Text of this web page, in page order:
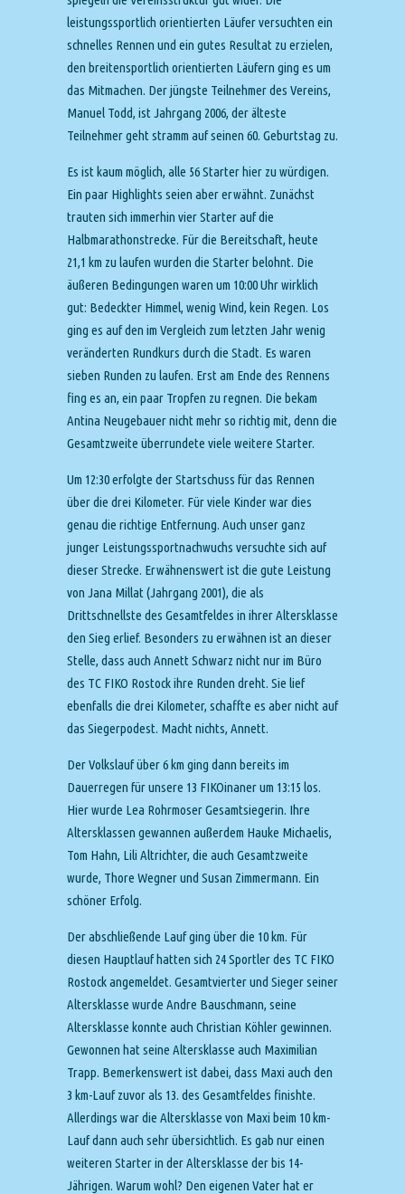
leistungssportlich orientierten Läufer versuchten ein
schnelles Rennen und ein gutes Resultat zu erzielen,
den breitensportlich orientierten Läufern ging es um
das Mitmachen. Der jüngste Teilnehmer des Vereins,
Manuel Todd, ist Jahrgang 2006, der älteste
Teilnehmer geht stramm auf seinen 60. Geburtstag zu.
Es ist kaum möglich, alle 56 Starter hier zu würdigen.
Ein paar Highlights seien aber erwähnt. Zunächst
trauten sich immerhin vier Starter auf die
Halbmarathonstrecke. Für die Bereitschaft, heute
21,1 km zu laufen wurden die Starter belohnt. Die
äußeren Bedingungen waren um 10:00 Uhr wirklich
gut: Bedeckter Himmel, wenig Wind, kein Regen. Los
ging es auf den im Vergleich zum letzten Jahr wenig
veränderten Rundkurs durch die Stadt. Es waren
sieben Runden zu laufen. Erst am Ende des Rennens
fing es an, ein paar Tropfen zu regnen. Die bekam
Antina Neugebauer nicht mehr so richtig mit, denn die
Gesamtzweite überrundete viele weitere Starter.
Um 12:30 erfolgte der Startschuss für das Rennen
über die drei Kilometer. Für viele Kinder war dies
genau die richtige Entfernung. Auch unser ganz
junger Leistungssportnachwuchs versuchte sich auf
dieser Strecke. Erwähnenswert ist die gute Leistung
von Jana Millat (Jahrgang 2001), die als
Drittschnellste des Gesamtfeldes in ihrer Altersklasse
den Sieg erlief. Besonders zu erwähnen ist an dieser
Stelle, dass auch Annett Schwarz nicht nur im Büro
des TC FIKO Rostock ihre Runden dreht. Sie lief
ebenfalls die drei Kilometer, schaffte es aber nicht auf
das Siegerpodest. Macht nichts, Annett.
Der Volkslauf über 6 km ging dann bereits im
Dauerregen für unsere 13 FIKOinaner um 13:15 los.
Hier wurde Lea Rohrmoser Gesamtsiegerin. Ihre
Altersklassen gewannen außerdem Hauke Michaelis,
Tom Hahn, Lili Altrichter, die auch Gesamtzweite
wurde, Thore Wegner und Susan Zimmermann. Ein
schöner Erfolg.
Der abschließende Lauf ging über die 10 km. Für
diesen Hauptlauf hatten sich 24 Sportler des TC FIKO
Rostock angemeldet. Gesamtvierter und Sieger seiner
Altersklasse wurde Andre Bauschmann, seine
Altersklasse konnte auch Christian Köhler gewinnen.
Gewonnen hat seine Altersklasse auch Maximilian
Trapp. Bemerkenswert ist dabei, dass Maxi auch den
3 km-Lauf zuvor als 13. des Gesamtfeldes finishte.
Allerdings war die Altersklasse von Maxi beim 10 km-
Lauf dann auch sehr übersichtlich. Es gab nur einen
weiteren Starter in der Altersklasse der bis 14-
Jährigen. Warum wohl? Den eigenen Vater hat er